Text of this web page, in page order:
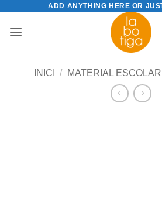
content
ADD ANYTHING HERE OR
INICI / MATERIAL ESCOLAR